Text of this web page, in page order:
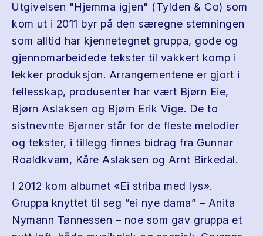
Utgivelsen "Hjemma igjen" (Tylden & Co) som
kom ut i 2011 byr på den særegne stemningen
som alltid har kjennetegnet gruppa, gode og
gjennomarbeidede tekster til vakkert komp i
lekker produksjon. Arrangementene er gjort i
fellesskap, produsenter har vært Bjørn Eie,
Bjørn Aslaksen og Bjørn Erik Vige. De to
sistnevnte Bjørner står for de fleste melodier
og tekster, i tillegg finnes bidrag fra Gunnar
Roaldkvam, Kåre Aslaksen og Arnt Birkedal.
I 2012 kom albumet «Ei striba med lys».
Gruppa knyttet til seg ”ei nye dama” – Anita
Nymann Tønnessen – noe som gav gruppa et